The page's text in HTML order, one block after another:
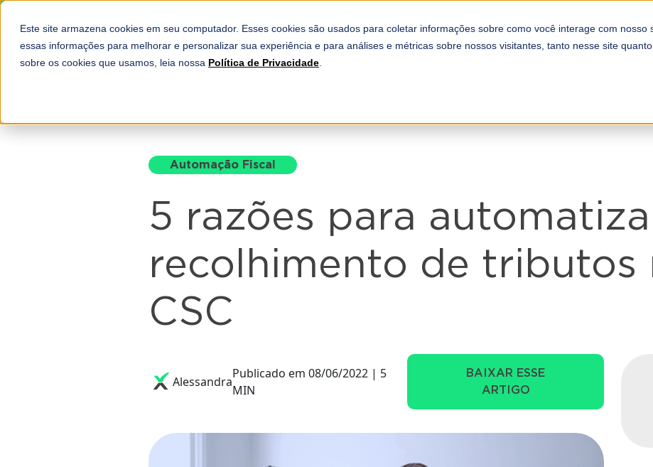
Este site armazena cookies em seu computador. Esses cookies são usados para coletar informações sobre como você interage com
essas informações para melhorar e personalizar sua experiência e para análises e métricas sobre nossos visitantes, tanto nesse site
sobre os cookies que usamos, leia nossa Política de Privacidade
SOLUÇÕES A DOOTAX COMPLIANCEPARCEIROS REFORMA
Automação Fiscal
5 razões para
recolhimento de tributos
CSC
Alessandra
Publicado em 08/06/2022 | 5
MIN
BAIXAR ESSE
ARTIGO